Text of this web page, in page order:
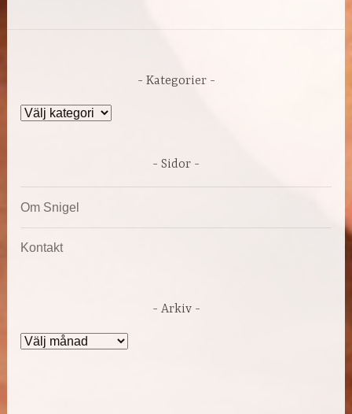
Kategorier
Kategorier
Sidor
Om Snigel
Kontakt
Arkiv
Arkiv